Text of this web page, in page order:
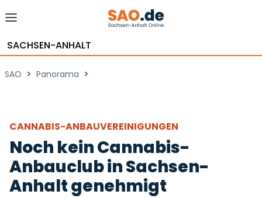
SACHSEN-ANHALT
SAO > Panorama >
CANNABIS-ANBAUVEREINIGUNGEN
Noch kein Cannabis-
Anbauclub in Sachsen-
Anhalt genehmigt